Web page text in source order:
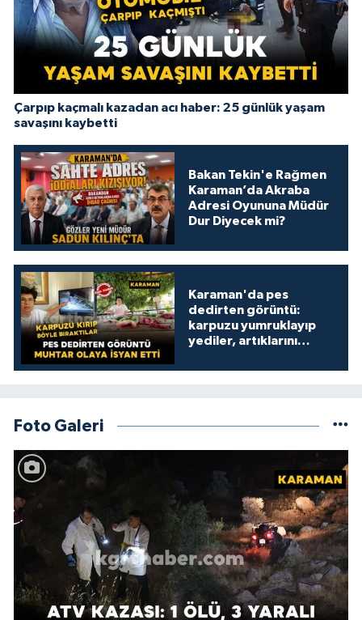
Çarpıp kaçmalı kazadan acı haber: 25 günlük yaşam
savaşını kaybetti
Bakan Tekin'e Rağmen
Karaman’da Akraba
Adresi Oyununa Müdür
Dur Diyecek mi?
Karaman'da pes
dedirten görüntü:
karpuzu yumruklayıp
yediler, artıklarını
Foto Galeri